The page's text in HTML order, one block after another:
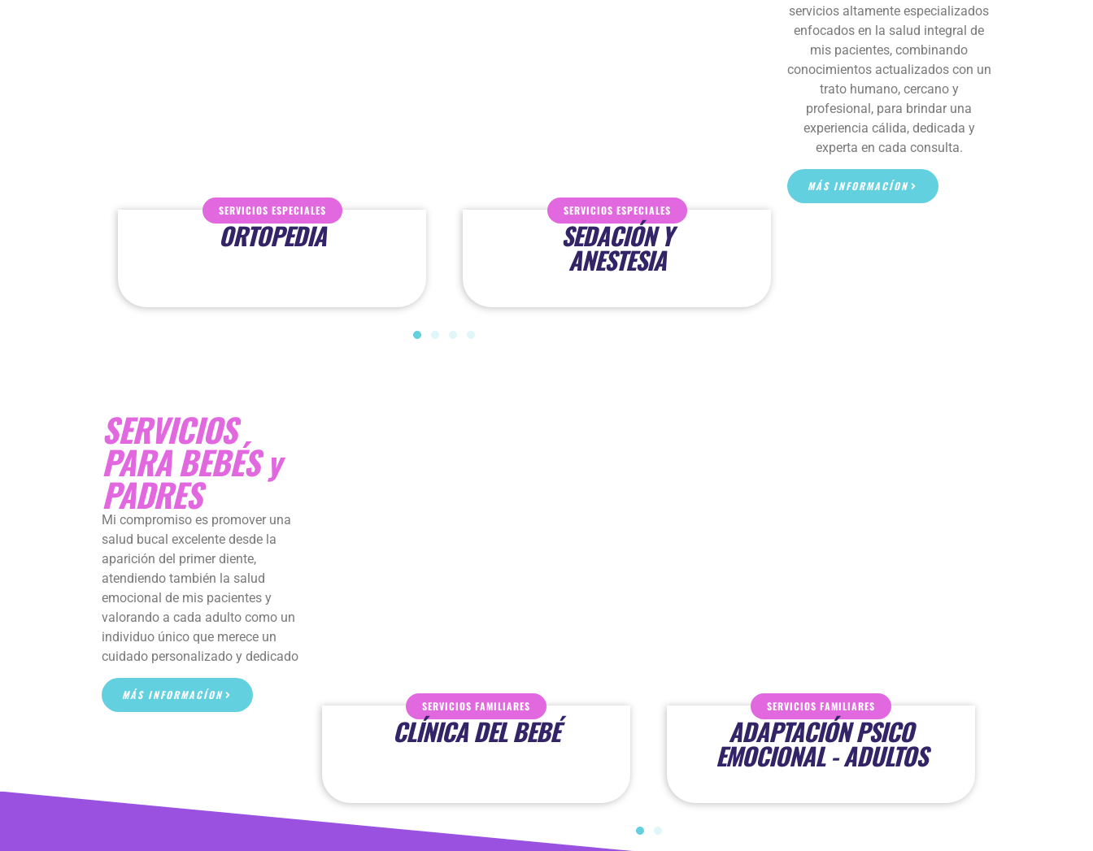
SERVICIOS ESPECIALES
ORTOPEDIA
SERVICIOS ESPECIALES
SEDACIÓN Y
ANESTESIA
servicios altamente especializados
enfocados en la salud integral de
mis pacientes, combinando
conocimientos actualizados con un
trato humano, cercano y
profesional, para brindar una
experiencia cálida, dedicada y
experta en cada consulta.
MÁS INFORMACÍON
SERVICIOS
PARA BEBÉS y
PADRES
Mi compromiso es promover una
salud bucal excelente desde la
aparición del primer diente,
atendiendo también la salud
emocional de mis pacientes y
valorando a cada adulto como un
individuo único que merece un
cuidado personalizado y dedicado
MÁS INFORMACÍON
SERVICIOS FAMILIARES
SERVICIOS FAMILIARES
CLÍNICA DEL BEBÉ
SERVICIOS FAMILIARES
ADAPTACIÓN PSICO
EMOCIONAL - ADULTOS